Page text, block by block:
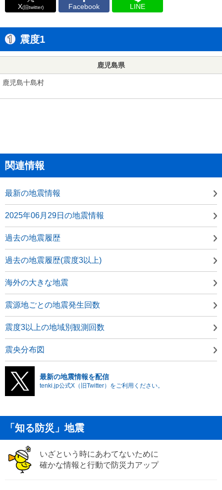
X(旧twitter) Facebook LINE
震度1
鹿児島県
鹿児島十島村
関連情報
最新の地震情報
2025年06月29日の地震情報
過去の地震履歴
過去の地震履歴(震度3以上)
海外の大きな地震
震源地ごとの地震発生回数
震度3以上の地域別観測回数
震央分布図
最新の地震情報を配信
tenki.jp公式X（旧Twitter）をご利用ください。
「知る防災」地震
いざという時にあわてないために
確かな情報と行動で防災力アップ